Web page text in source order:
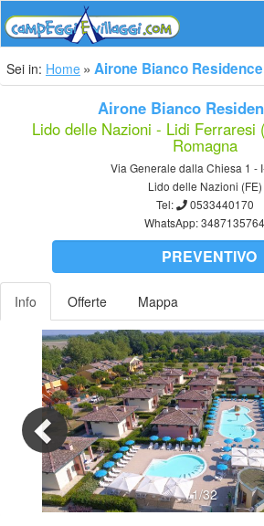
Sei in: Home Airone Bianco
Airone Bianco
Lido delle Nazioni - Lidi Ferraresi
Romagna
Via Generale dalla Chiesa 1 -
Lido delle Nazioni (FE)
Tel:
0533440170
WhatsApp:3487135764
PREVENTIVO
Info Offerte Mappa
1/32
Previous